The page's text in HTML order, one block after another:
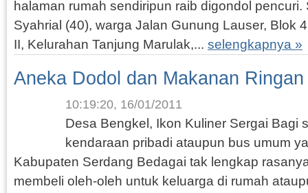
halaman rumah sendiripun raib digondol pencuri.
Syahrial (40), warga Jalan Gunung Lauser, Blok
II, Kelurahan Tanjung Marulak,... selengkapnya »
Aneka Dodol dan Makanan Ringan
10:19:20, 16/01/2011
Desa Bengkel, Ikon Kuliner Sergai Bagi
kendaraan pribadi ataupun bus umum
Kabupaten Serdang Bedagai tak lengkap
membeli oleh-oleh untuk keluarga di rumah